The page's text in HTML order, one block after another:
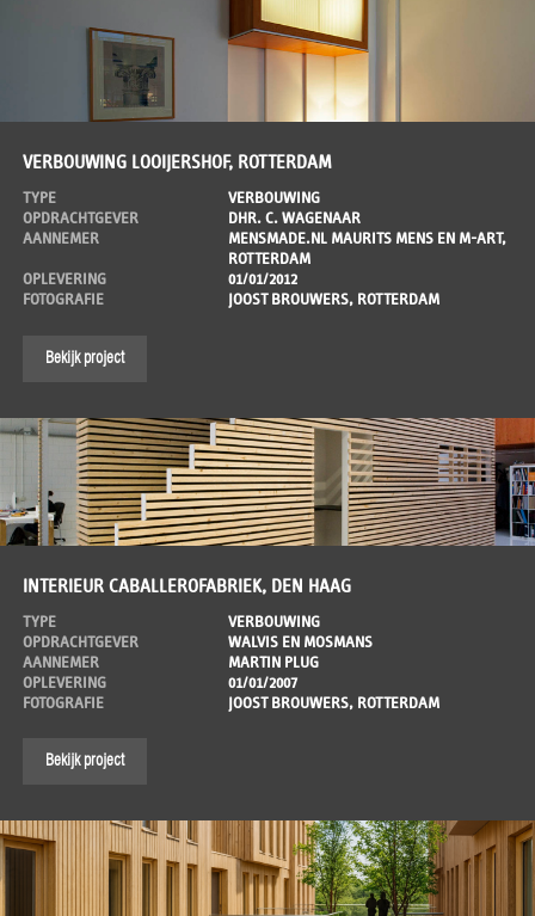
VERBOUWING LOOIJERSHOF, ROTTERDAM
TYPE
VERBOUWING
OPDRACHTGEVER
DHR. C. WAGENAAR
AANNEMER
MENSMADE.NL MAURITS MENS EN M-ART,
ROTTERDAM
OPLEVERING
01/01/2012
FOTOGRAFIE
JOOST BROUWERS, ROTTERDAM
Bekijk project
INTERIEUR CABALLEROFABRIEK, DEN HAAG
TYPE
VERBOUWING
OPDRACHTGEVER
WALVIS EN MOSMANS
AANNEMER
MARTIN PLUG
OPLEVERING
01/01/2007
FOTOGRAFIE
JOOST BROUWERS, ROTTERDAM
Bekijk project